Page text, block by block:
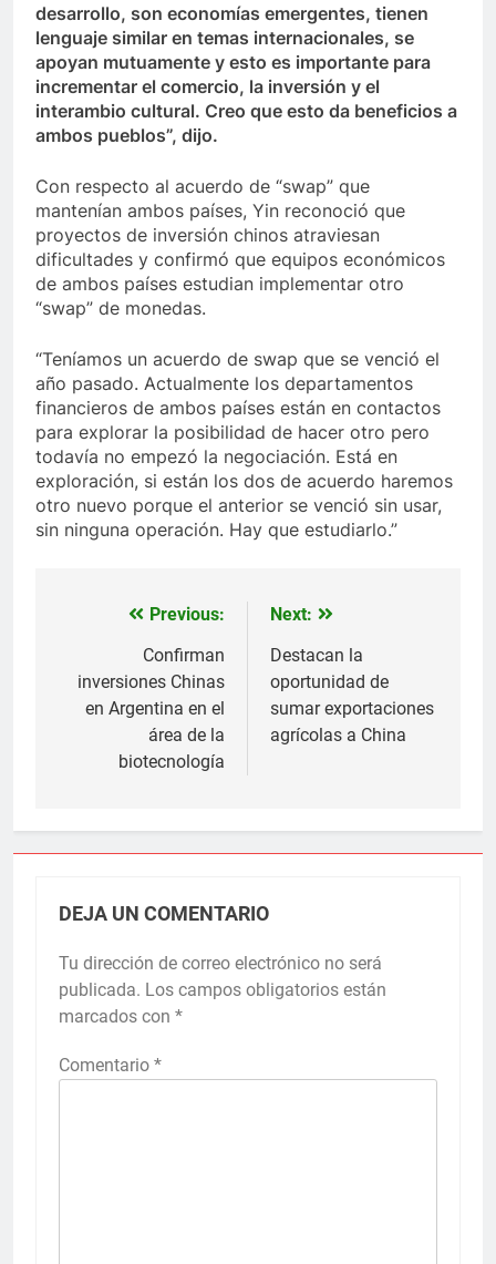
desarrollo, son economías emergentes, tienen
lenguaje similar en temas internacionales, se
apoyan mutuamente y esto es importante para
incrementar el comercio, la inversión y el
interambio cultural. Creo que esto da beneficios a
ambos pueblos”, dijo.
Con respecto al acuerdo de “swap” que
mantenían ambos países, Yin reconoció que
proyectos de inversión chinos atraviesan
dificultades y confirmó que equipos económicos
de ambos países estudian implementar otro
“swap” de monedas.
“Teníamos un acuerdo de swap que se venció el
año pasado. Actualmente los departamentos
financieros de ambos países están en contactos
para explorar la posibilidad de hacer otro pero
todavía no empezó la negociación. Está en
exploración, si están los dos de acuerdo haremos
otro nuevo porque el anterior se venció sin usar,
sin ninguna operación. Hay que estudiarlo.”
Navegación
entradas
Previous:
Confirman
inversiones Chinas
en Argentina en el
área de la
biotecnología
Next:
Destacan la
oportunidad de
sumar exportaciones
agrícolas a China
DEJA UN COMENTARIO
Tu dirección de correo electrónico no será
publicada. Los campos obligatorios están
marcados con *
Comentario *